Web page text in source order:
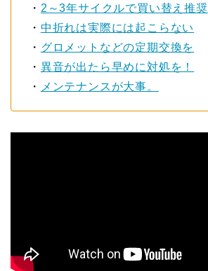
・ 2～3年サイクルで買い替え推奨
・ 中折れは実際には起こらない
・ グロメットなどの定期交換を
・ 異音が出たら早めに対処を！
・
メンテナンスが大事。